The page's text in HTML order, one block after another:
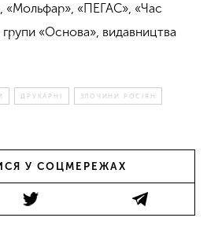
«Мольфар», «ПЕГАС», «Час
групи «Основа», видавництва
ДРУКАРНІ ЗЛОЧИНИ РОСІЯН
У СОЦМЕРЕЖАХ